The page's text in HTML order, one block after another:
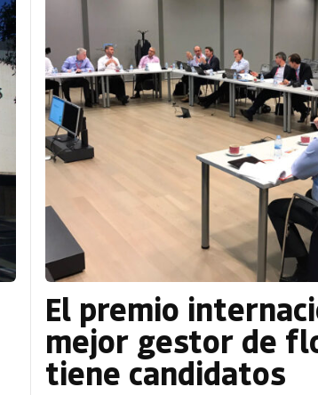
El premio
mejor gestor de
tiene candidatos